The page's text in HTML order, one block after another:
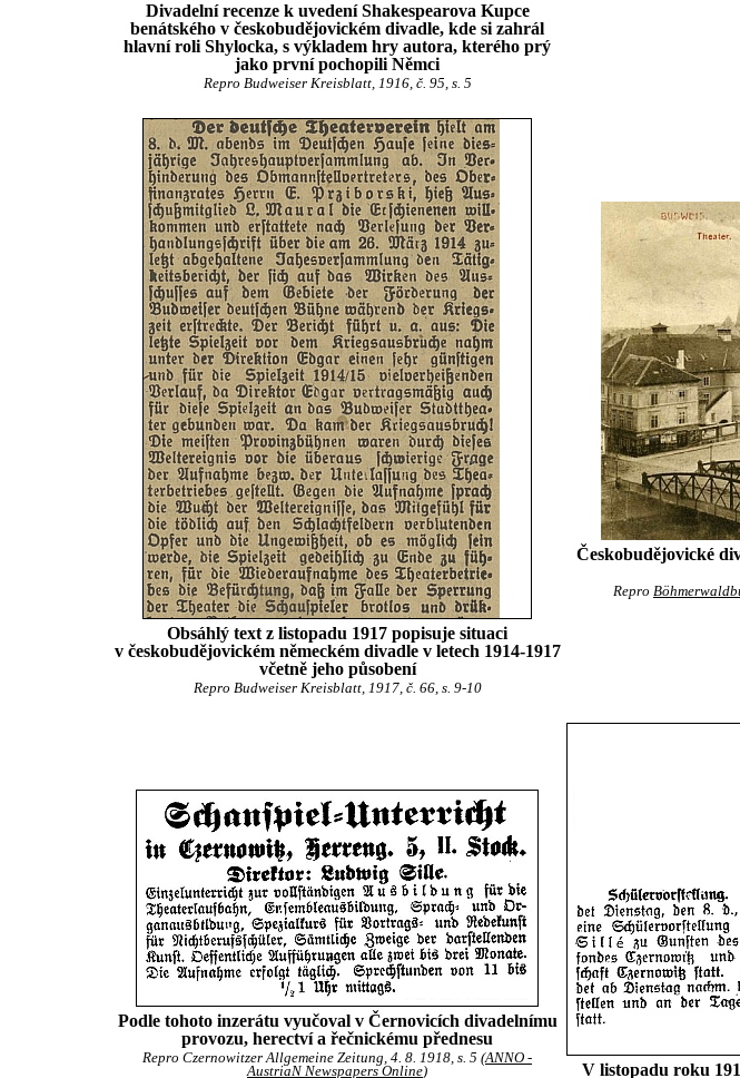
Divadelní recenze k uvedení Shakespearova Kupce
benátského v českobudějovickém divadle, kde si zahrál
hlavní roli Shylocka, s výkladem hry autora, kterého prý
jako první pochopili Němci
Repro Budweiser Kreisblatt, 1916, č. 95, s. 5
Obsáhlý text z listopadu 1917 popisuje situaci
v českobudějovickém německém divadle v letech 1914-1917
včetně jeho působení
Repro Budweiser Kreisblatt, 1917, č. 66, s. 9-10
Českobudějovické
Repro
Podle tohoto inzerátu vyučoval v Černovicích divadelnímu
provozu, herectví a řečnickému přednesu
Repro Czernowitzer Allgemeine Zeitung, 4. 8. 1918, s. 5 (ANNO -
AustriaN Newspapers Online) V listopadu roku